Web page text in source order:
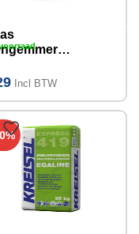
Incl BTW